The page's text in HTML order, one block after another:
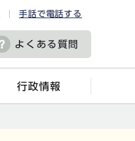
手話で電話する
よくある質問
行政情報